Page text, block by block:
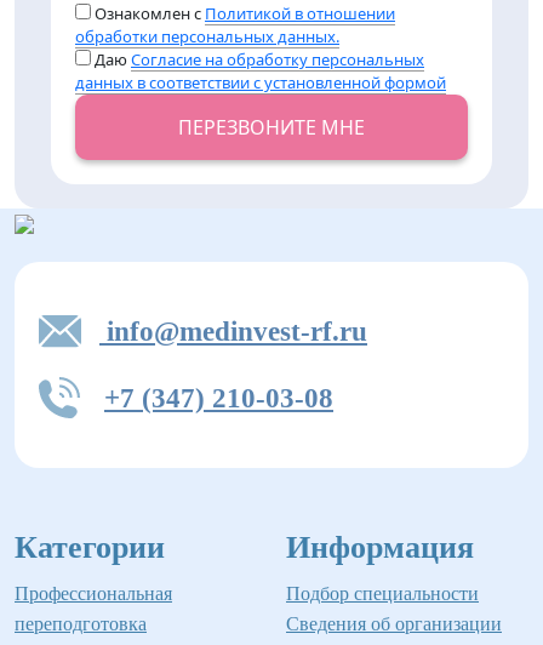
Ознакомлен с Политикой в отношении
обработки персональных данных.
ДаюСогласие на обработку персональных
данных в соответствии с установленной формой
ПЕРЕЗВОНИТЕ МНЕ
info@medinvest-rf.ru
+7 (347) 210-03-08
Категории
Профессиональная
переподготовка
Информация
Подбор специальности
Сведения об организации